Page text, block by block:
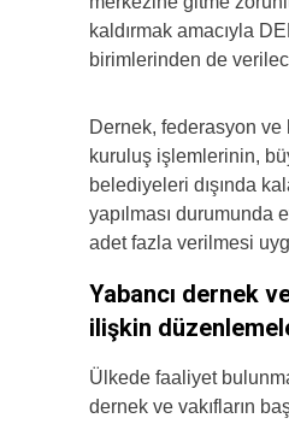
kaldırmak amacıyla
birimlerinden de
Dernek, federasyon ve
kuruluş işlemlerinin,
belediyeleri dışında
yapılması durumunda
adet fazla verilmesi
Yabancı dernek
ilişkin
Ülkede faaliyet
dernek ve vakıfların